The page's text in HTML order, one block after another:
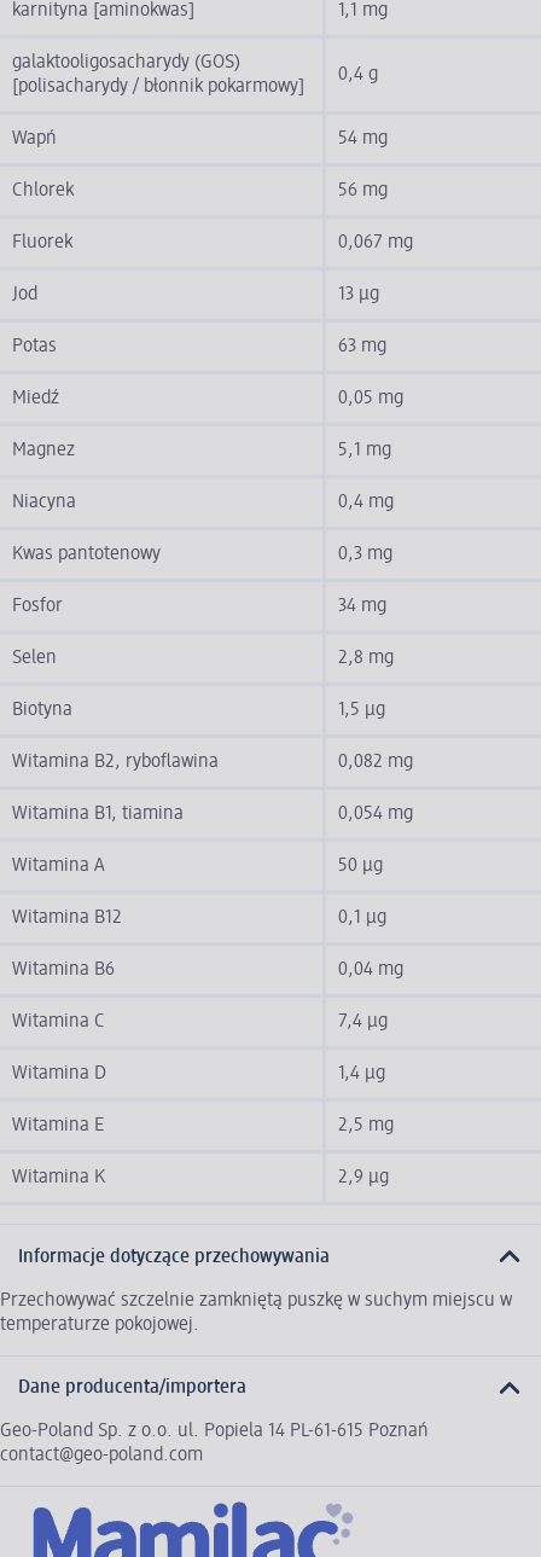
karnityna [aminokwas] 1,1 mg
galaktooligosacharydy (GOS)
[polisacharydy / błonnik pokarmowy]
0,4 g
Wapń 54 mg
Chlorek 56 mg
Fluorek 0,067 mg
Jod 13 µg
Potas 63 mg
Miedź 0,05 mg
Magnez 5,1 mg
Niacyna 0,4 mg
Kwas pantotenowy 0,3 mg
Fosfor 34 mg
Selen 2,8 mg
Biotyna 1,5 µg
Witamina B2, ryboflawina 0,082 mg
Witamina B1, tiamina 0,054 mg
Witamina A 50 µg
Witamina B12 0,1 µg
Witamina B6 0,04 mg
Witamina C 7,4 µg
Witamina D 1,4 µg
Witamina E 2,5 mg
Witamina K 2,9 µg
Informacje dotyczące przechowywania
Przechowywać szczelnie zamkniętą puszkę w suchym miejscu w
temperaturze pokojowej.
Dane producenta/importera
Geo-Poland Sp. z o.o. ul. Popiela 14 PL-61-615 Poznań
contact@geo-poland.com